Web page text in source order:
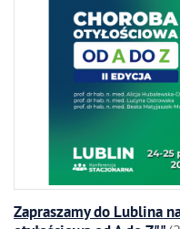
Zapraszamy do Lublina